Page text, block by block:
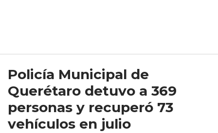
Policía Municipal de
Querétaro detuvo a 369
personas y recuperó 73
vehículos en julio